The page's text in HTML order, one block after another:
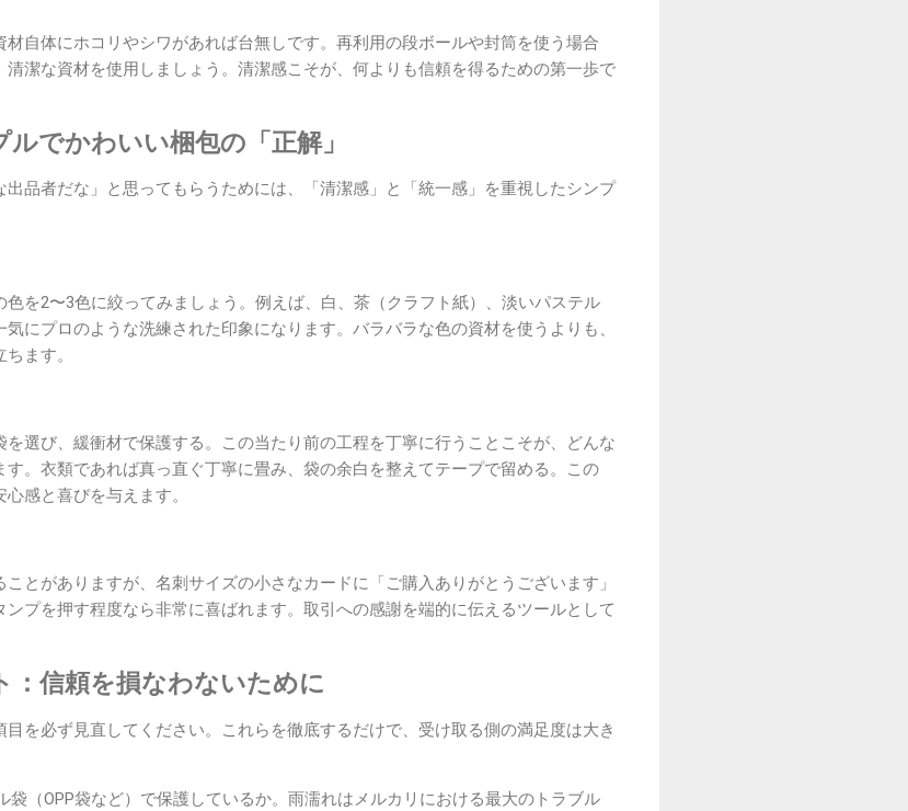
自体にホコリやシワがあれば台無しです。再利用の段ボールや封筒を使う場合
潔な資材を使用しましょう。清潔感こそが、何よりも信頼を得るための第一歩で
でかわいい梱包の「正解」
品者だな」と思ってもらうためには、「清潔感」と「統一感」を重視したシンプ
を2〜3色に絞ってみましょう。例えば、白、茶（クラフト紙）、淡いパステル
にプロのような洗練された印象になります。バラバラな色の資材を使うよりも、
ます。
選び、緩衝材で保護する。この当たり前の工程を丁寧に行うことこそが、どんな
。衣類であれば真っ直ぐ丁寧に畳み、袋の余白を整えてテープで留める。この
感と喜びを与えます。
とがありますが、名刺サイズの小さなカードに「ご購入ありがとうございます」
プを押す程度なら非常に喜ばれます。取引への感謝を端的に伝えるツールとして
：信頼を損なわないために
を必ず見直してください。これらを徹底するだけで、受け取る側の満足度は大き
袋（OPP袋など）で保護しているか。雨濡れはメルカリにおける最大のトラブル